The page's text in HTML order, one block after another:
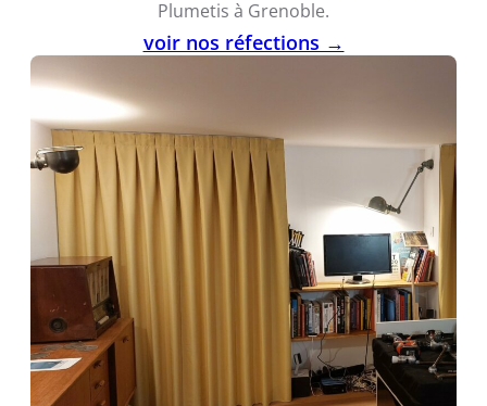
Plumetis à Grenoble.
voir nos réfections →